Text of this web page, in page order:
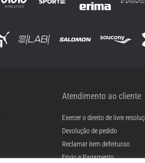
Atendimento ao cliente
Exercer o direito de livre
Devolução de pedido
Reclamar item defeituoso
Envio e Pagamento